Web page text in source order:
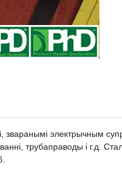
электрычным
трубаправоды і г.д.